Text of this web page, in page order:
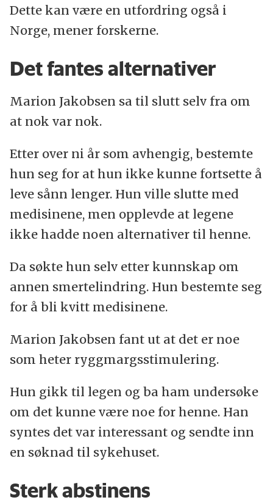
Dette kan være en utfordring også i
Norge, mener forskerne.
Det fantes alternativer
Marion Jakobsen sa til slutt selv fra om
at nok var nok.
Etter over ni år som avhengig, bestemte
hun seg for at hun ikke kunne fortsette å
leve sånn lenger. Hun ville slutte med
medisinene, men opplevde at legene
ikke hadde noen alternativer til henne.
Da søkte hun selv etter kunnskap om
annen smertelindring. Hun bestemte seg
for å bli kvitt medisinene.
Marion Jakobsen fant ut at det er noe
som heter ryggmargsstimulering.
Hun gikk til legen og ba ham undersøke
om det kunne være noe for henne. Han
syntes det var interessant og sendte inn
en søknad til sykehuset.
Sterk abstinens